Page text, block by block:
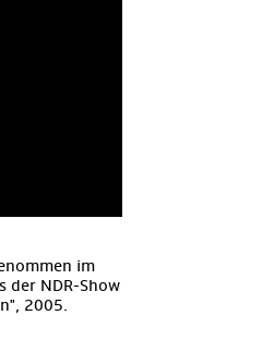
im
der NDR-Show
2005.